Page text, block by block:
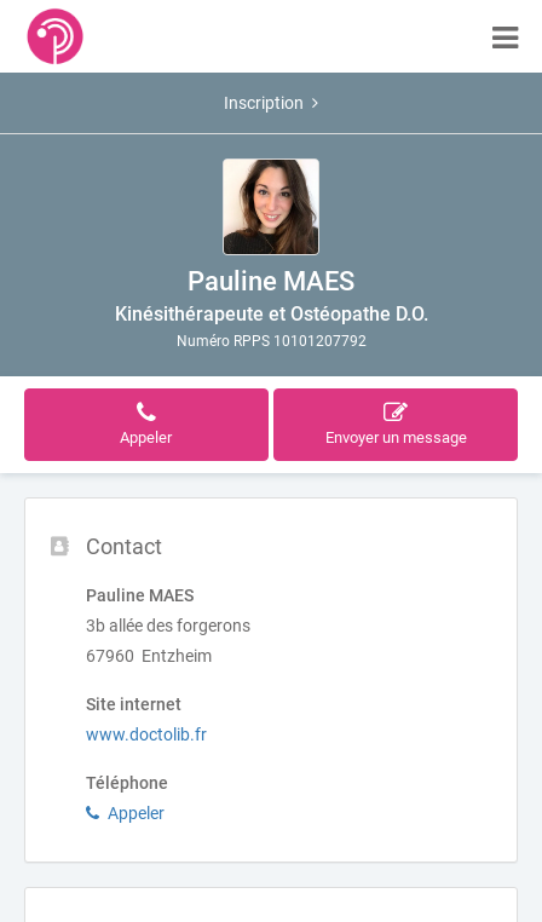
Inscription
Pauline MAES
Kinésithérapeute et Ostéopathe D.O.
Numéro RPPS 10101207792
Appeler Envoyer un message
Contact
Pauline MAES
3b allée des forgerons
67960 Entzheim
Site internet
www.doctolib.fr
Téléphone
Appeler